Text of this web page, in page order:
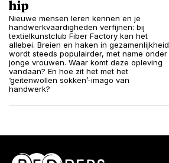
hip
Nieuwe mensen leren kennen en je
handwerkvaardigheden verfijnen: bij
textielkunstclub Fiber Factory kan het
allebei. Breien en haken in gezamenlijkheid
wordt steeds populairder, met name onder
jonge vrouwen. Waar komt deze opleving
vandaan? En hoe zit het met het
‘geitenwollen sokken’-imago van
handwerk?